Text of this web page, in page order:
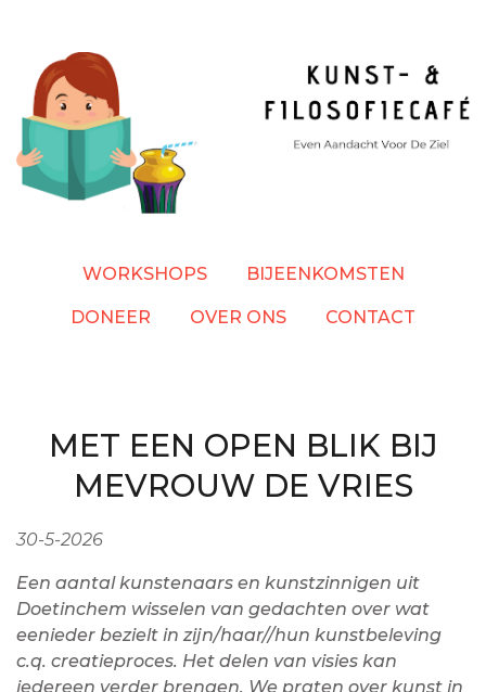
inhoud
gaan
WORKSHOPS BIJEENKOMSTEN
DONEER OVER ONS CONTACT
MET EEN OPEN BLIK BIJ
MEVROUW DE VRIES
30-5-2026
Een aantal kunstenaars en kunstzinnigen uit
Doetinchem wisselen van gedachten over wat
eenieder bezielt in zijn/haar//hun kunstbeleving
c.q. creatieproces. Het delen van visies kan
iedereen verder brengen. We praten over kunst in